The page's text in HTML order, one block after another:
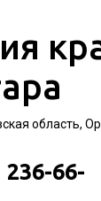
область,
236-66-